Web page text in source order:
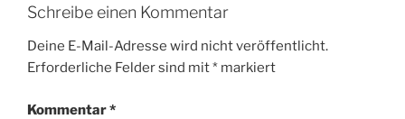
Schreibe einen Kommentar
Deine E-Mail-Adresse wird nicht veröffentlicht.
Erforderliche Felder sind mit* markiert
Kommentar*